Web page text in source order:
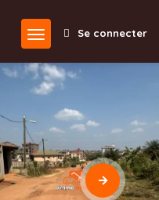
Se connecter